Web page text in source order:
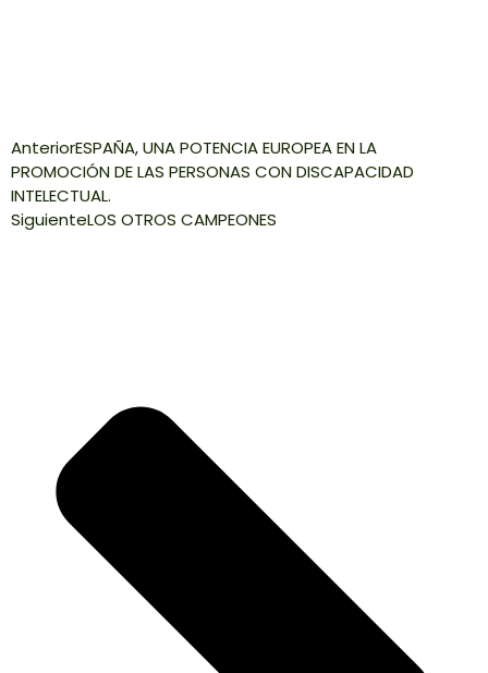
AnteriorESPAÑA, UNA POTENCIA EUROPEA EN LA
PROMOCIÓN DE LAS PERSONAS CON DISCAPACIDAD
INTELECTUAL.
SiguienteLOS OTROS CAMPEONES